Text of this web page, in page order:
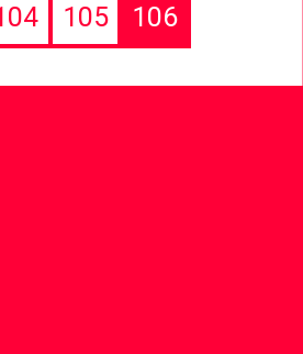
105 106